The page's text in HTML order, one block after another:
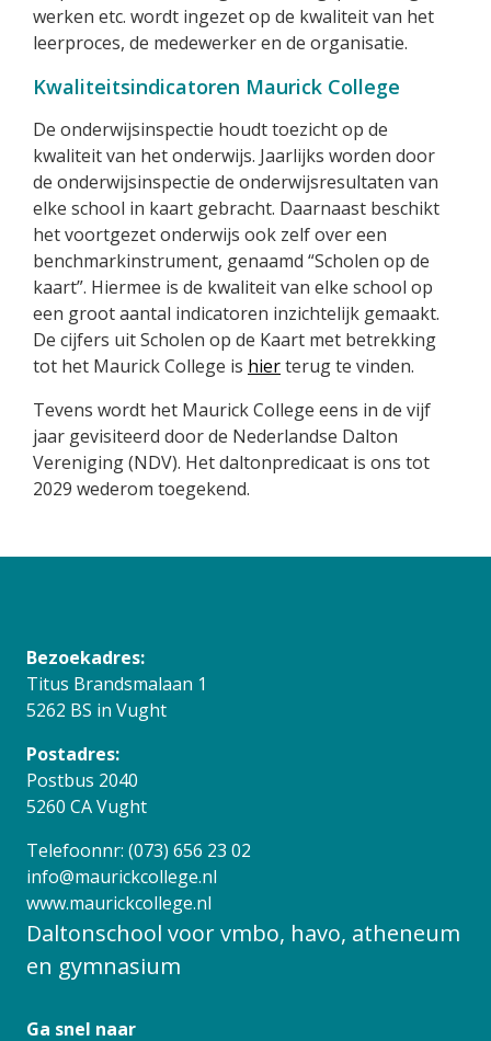
werken etc. wordt ingezet op de kwaliteit van het
leerproces, de medewerker en de organisatie.
Kwaliteitsindicatoren Maurick College
De onderwijsinspectie houdt toezicht op de
kwaliteit van het onderwijs. Jaarlijks worden door
de onderwijsinspectie de onderwijsresultaten van
elke school in kaart gebracht. Daarnaast beschikt
het voortgezet onderwijs ook zelf over een
benchmarkinstrument, genaamd “Scholen op de
kaart”. Hiermee is de kwaliteit van elke school op
een groot aantal indicatoren inzichtelijk gemaakt.
De cijfers uit Scholen op de Kaart met betrekking
tot het Maurick College is hierterug te vinden.
Tevens wordt het Maurick College eens in de vijf
jaar gevisiteerd door de Nederlandse Dalton
Vereniging (NDV). Het daltonpredicaat is ons tot
2029 wederom toegekend.
Bezoekadres:
Titus Brandsmalaan 1
5262 BS in Vught
Postadres:
Postbus 2040
5260 CA Vught
Telefoonnr: (073) 656 23 02
info@maurickcollege.nl
www.maurickcollege.nl
Daltonschool voor vmbo, havo, atheneum
en gymnasium
Ga snel naar